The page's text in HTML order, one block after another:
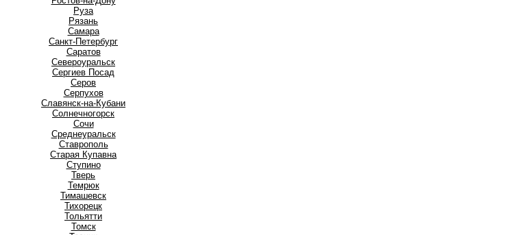
Руза
Рязань
Самара
Санкт-Петербург
Саратов
Североуральск
Сергиев Посад
Серов
Серпухов
Славянск-на-Кубани
Солнечногорск
Сочи
Среднеуральск
Ставрополь
Старая Купавна
Ступино
Тверь
Темрюк
Тимашевск
Тихорецк
Тольятти
Томск